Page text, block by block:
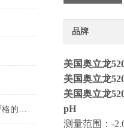
ND-3s勃氏粘度仪提供更加严格的多项自动故障检测
品牌
美国奥立龙
美国奥立龙
美国奥立龙
pH
测量范围：-